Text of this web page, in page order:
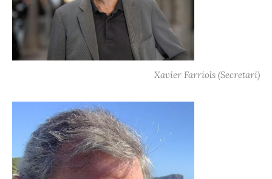
Xavier Farriols (Secretari)